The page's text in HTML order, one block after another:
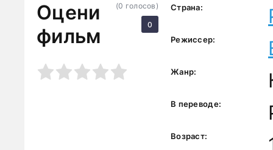
Оцени
фильм
5
(0 голосов)
0
Страна:
Режиссер:
Жанр:
В переводе:
Возраст: